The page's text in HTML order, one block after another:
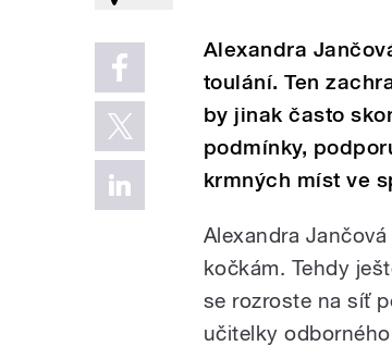
Alexandra
toulání. Ten
by jinak často
podmínky,
krmných míst ve
Alexandra
kočkám. Tehdy
se rozroste na síť
učitelky